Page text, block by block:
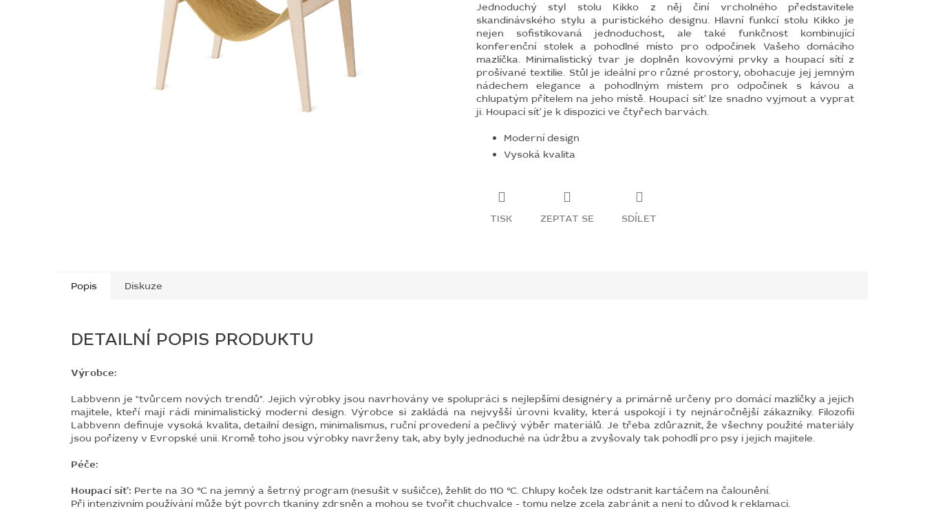
Jednoduchý styl stolu Kikko z něj činí vrcholného představitele
skandinávského stylu a puristického designu. Hlavní funkcí stolu Kikko je
nejen sofistikovaná jednoduchost, ale také funkčnost kombinující
konferenční stolek a pohodlné místo pro odpočinek Vašeho domácího
mazlíčka. Minimalistický tvar je doplněn kovovými prvky a houpací sítí z
prošívané textilie. Stůl je ideální pro různé prostory, obohacuje jej jemným
nádechem elegance a pohodlným místem pro odpočinek s kávou a
chlupatým přítelem na jeho místě. Houpací síť lze snadno vyjmout a vyprat
ji. Houpací síť je k dispozici ve čtyřech barvách.
Moderní design
Vysoká kvalita
TISK ZEPTAT SE SDÍLET
Popis Diskuze
DETAILNÍ POPIS PRODUKTU
Výrobce:
Labbvenn je "tvůrcem nových trendů". Jejich výrobky jsou navrhovány ve spolupráci s nejlepšími designéry a primárně určeny pro domácí mazlíčky a jejich
majitele, kteří mají rádi minimalistický moderní design. Výrobce si zakládá na nejvyšší úrovni kvality, která uspokojí i ty nejnáročnější zákazníky. Filozofii
Labbvenn definuje vysoká kvalita, detailní design, minimalismus, ruční provedení a pečlivý výběr materiálů. Je třeba zdůraznit, že všechny použité materiály
jsou pořízeny v Evropské unii. Kromě toho jsou výrobky navrženy tak, aby byly jednoduché na údržbu a zvyšovaly tak pohodlí pro psy i jejich majitele.
Péče:
Houpací síť: Perte na 30 °C na jemný a šetrný program (nesušit v sušičce), žehlit do 110 °C. Chlupy koček lze odstranit kartáčem na čalounění.
Při intenzivním používání může být povrch tkaniny zdrsněn a mohou se tvořit chuchvalce - tomu nelze zcela zabránit a není to důvod k reklamaci.